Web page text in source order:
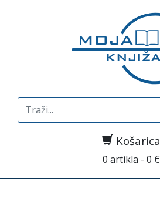
Search
for:
Košarica
0 artikla - 0 €